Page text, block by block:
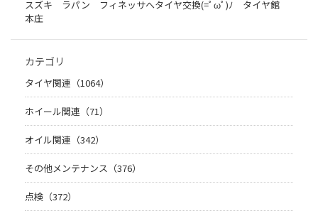
スズキ ラパン フィネッサへタイヤ交換(=ﾟωﾟ)ﾉ タイヤ館
本庄
カテゴリ
タイヤ関連（1064）
ホイール関連（71）
オイル関連（342）
その他メンテナンス（376）
点検（372）